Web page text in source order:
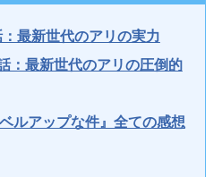
最新世代のアリの実力
：最新世代のアリの圧倒的
ベルアップな件』全ての感想